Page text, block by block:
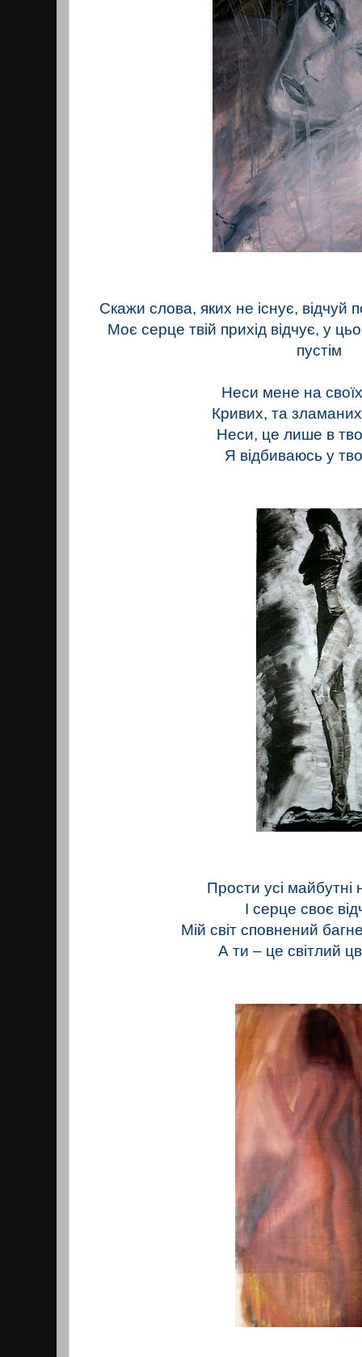
Скажи слова, яких не існує, відчуй
Моє серце твій прихід відчує, у
пустім
Неси мене на
Кривих, та
Неси, це лише в
Я відбиваюсь у
Прости усі майбутні
І серце своє
Мій світ сповнений
А ти – це світлий